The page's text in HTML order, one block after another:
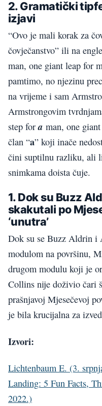
2. Gramatički
izjavi
“Ovo je mali korak za
čovječanstvo” ili na
man, one giant leap for
pamtimo, no njezinu
na vrijeme i sam
Armstrongovim
step fora man, one
član “a” koji inače
čini suptilnu razliku, ali
snimkama doista čuje.
1. Dok su Buzz
skakutali po
‘unutra’
Dok su se Buzz Aldrin i
modulom na površinu,
drugom modulu koji je
Collins nije doživio čari
prašnjavoj Mjesečevoj
je bila krucijalna za
Izvori:
Lichtenbaum E. (3.
Landing: 5 Fun Facts,
2022.)